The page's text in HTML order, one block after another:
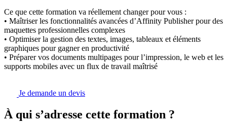
Ce que cette formation va réellement changer pour vous :
• Maîtriser les fonctionnalités avancées d’Affinity Publisher pour des
maquettes professionnelles complexes
• Optimiser la gestion des textes, images, tableaux et éléments
graphiques pour gagner en productivité
• Préparer vos documents multipages pour l’impression, le web et les
supports mobiles avec un flux de travail maîtrisé
Je demande un devis
À qui s’adresse cette formation ?